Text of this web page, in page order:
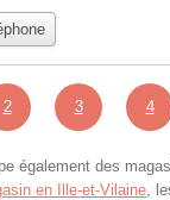
2 3 4
également des
en Ille-et-Vilaine ,